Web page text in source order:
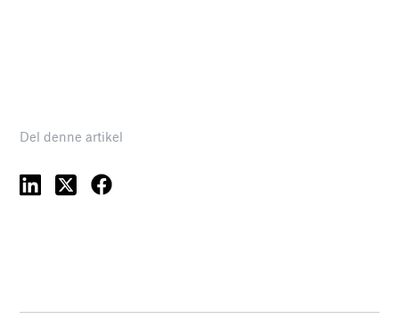
Del denne artikel